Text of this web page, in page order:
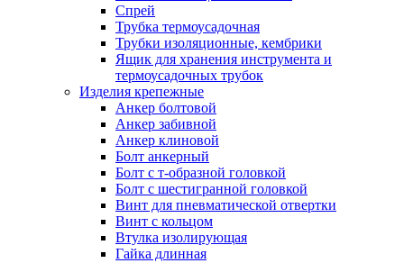
Зажим кабельный для кабель-
Кабель-канал
Кабель-канал напольный
Кабель-канал настенный
Коробка монтажная для
кабель-канала
Коробка распределительная для
кабель-каналов
Крышка для настенного кабель-
Панель лицевая для настенного
канала
Перегородка разделительная для
настенного кабель-канала
Переходник для кабель-канала
Поворот для кабель-канала
Спрей
Трубка термоусадочная
Трубки изоляционные, кембрики
Ящик для хранения инструмента и
термоусадочных трубок
Изделия крепежные
Анкер болтовой
Анкер забивной
Анкер клиновой
Болт анкерный
Болт с т-образной головкой
Болт с шестигранной головкой
Винт для пневматической отвертки
Винт с кольцом
Втулка изолирующая
Гайка длинная